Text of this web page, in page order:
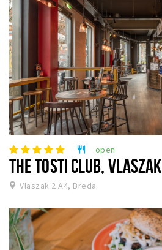
restaurant open
THE TOSTI CLUB, VLASZAK
Vlaszak 2 A4, Breda